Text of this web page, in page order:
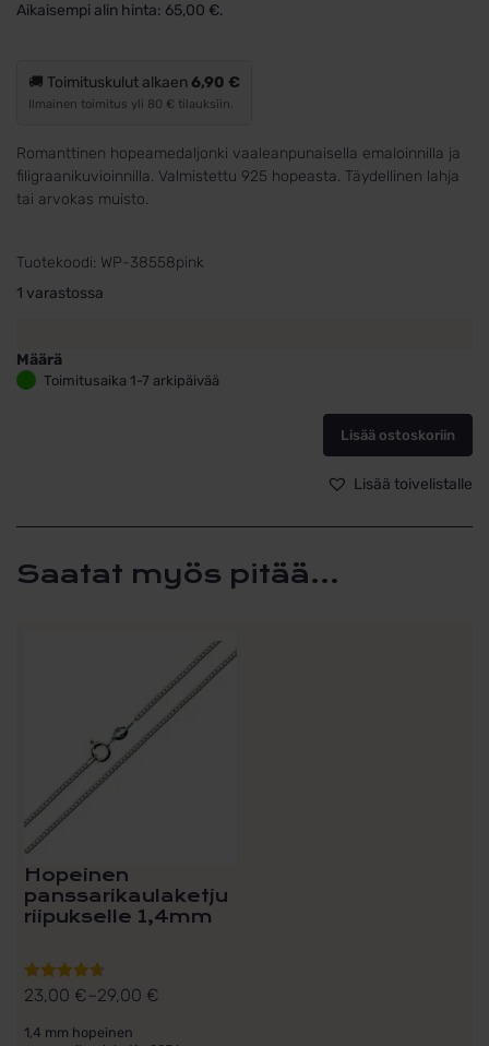
Aikaisempi alin hinta: 65,00 €.
🚚 Toimituskulut alkaen6,90 €
Ilmainen toimitus yli 80 € tilauksiin.
Romanttinen hopeamedaljonki vaaleanpunaisella emaloinnilla ja
filigraanikuvioinnilla. Valmistettu 925 hopeasta. Täydellinen lahja
tai arvokas muisto.
Tuotekoodi: WP-38558pink
1 varastossa
Määrä
Hopeinen
Toimitusaika 1-7 arkipäivää
Lisää ostoskoriin
Lisää toivelistalle
Saatat myös pitää...
Hopeinen
panssarikaulaketju
riipukselle 1,4mm
Arvostelu
4.71 / 5
23,00 €–29,00 €
Hintaluokka:
23,00 €
1,4 mm hopeinen
valinnat
tuotteen
sivulla.